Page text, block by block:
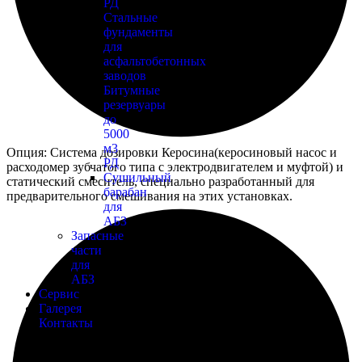
РД
Стальные
фундаменты
для
асфальтобетонных
заводов
Битумные
резервуары
до
5000
м3
РД
Сушильный
барабан
для
АБЗ
Запасные
части
для
АБЗ
Сервис
Галерея
Контакты
Опция: Система дозировки Керосина(керосиновый насос и
расходомер зубчатого типа с электродвигателем и муфтой) и
статический смеситель, специально разработанный для
предварительного смешивания на этих установках.